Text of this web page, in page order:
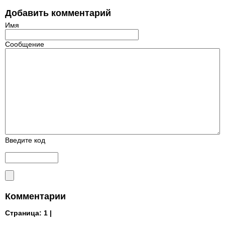
Добавить комментарий
Имя
Сообщение
Введите код
Комментарии
Страница: 1 |